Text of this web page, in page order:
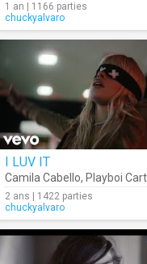
1 an | 1166 parties
chuckyalvaro
I LUV IT
Camila Cabello, Playboi
2 ans | 1422 parties
chuckyalvaro